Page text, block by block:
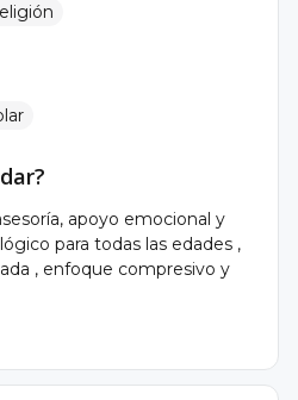
apoyo emocional y
para todas las edades ,
, enfoque compresivo y